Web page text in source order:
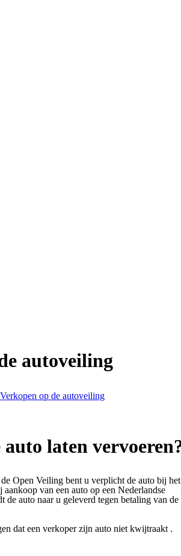
autoveiling
Verkopen op de autoveiling
laten
Open Veiling bent u verplicht de auto bij het
van een auto op een Nederlandse
de auto naar u geleverd tegen betaling van de
dat een verkoper zijn auto niet kwijtraakt .